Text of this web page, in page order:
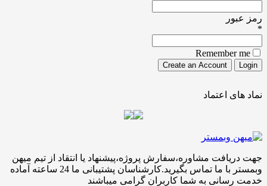
رمز عبور
*
Remember me
نماد های اعتماد
جهت دریافت مشاوره،سفارش پروژه،پیشنهاد یا انتقاد از تیم میهن
وبمستر با ما تماس بگیرید.کارشناسان پشتیبانی ما 24 ساعته آماده
خدمت رسانی به شما کاربران گرامی میباشند